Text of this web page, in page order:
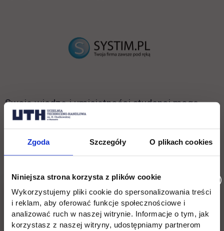
Zgoda Szczegóły O plikach cookies
Niniejsza strona korzysta z plików cookie
Wykorzystujemy pliki cookie do spersonalizowania treści
i reklam, aby oferować funkcje społecznościowe i
analizować ruch w naszej witrynie. Informacje o tym, jak
korzystasz z naszej witryny, udostępniamy partnerom
Swoją wiedzę i umiejętności studenci mogą
potwierdzać certyfikatem
Systemu Kwalifikacjiwydawanym przez
naszego partnera
Centrum Szkoleniowe
poziomach:
Wspomaganie obsługi procesów księgowych
– PRK 3